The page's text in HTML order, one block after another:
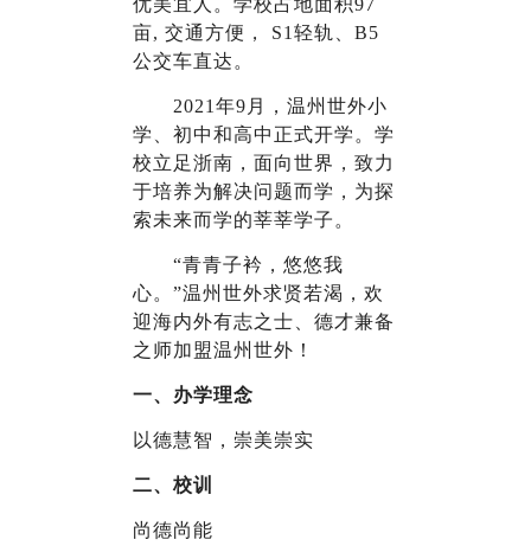
优美宜人。学校占地面积97
亩, 交通方便， S1轻轨、B5
公交车直达。
2021 年9月，温州世外小
学、初中和高中正式开学。学
校立足浙南，面向世界，致力
于培养为解决问题而学，为探
索未来而学的莘莘学子。
“青青子衿，悠悠我
心。”温州世外求贤若渴，欢
迎海内外有志之士、德才兼备
之师加盟温州世外！
一、办学理念
以德慧智，崇美崇实
二、校训
尚德尚能